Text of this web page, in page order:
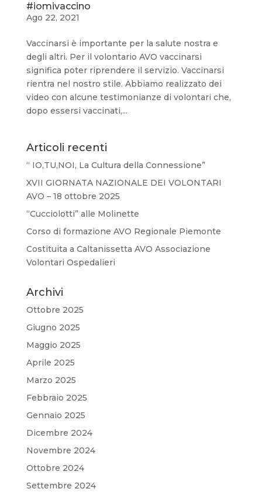
#iomivaccino
Ago 22, 2021
Vaccinarsi è importante per la salute nostra e
degli altri. Per il volontario AVO vaccinarsi
significa poter riprendere il servizio. Vaccinarsi
rientra nel nostro stile. Abbiamo realizzato dei
video con alcune testimonianze di volontari che,
dopo essersi vaccinati,...
Articoli recenti
“ IO,TU,NOI, La Cultura della Connessione”
XVII GIORNATA NAZIONALE DEI VOLONTARI
AVO – 18 ottobre 2025
“Cucciolotti” alle Molinette
Corso di formazione AVO Regionale Piemonte
Costituita a Caltanissetta AVO Associazione
Volontari Ospedalieri
Archivi
Ottobre 2025
Giugno 2025
Maggio 2025
Aprile 2025
Marzo 2025
Febbraio 2025
Gennaio 2025
Dicembre 2024
Novembre 2024
Ottobre 2024
Settembre 2024